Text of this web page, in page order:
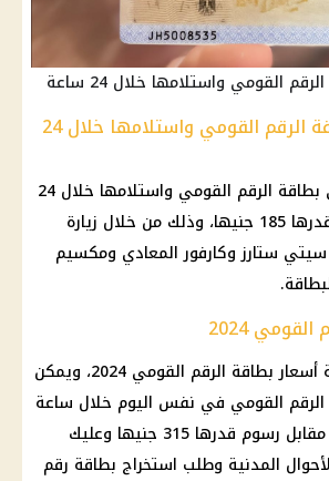
القومي واستلامها خلال 24 ساعة
الحصول على بطاقة الرقم القومي واستلامها خلال 24
بطاقة الرقم القومي
واستلامها خلال 24
قدرها 185 جنيها، وذلك من خلال زيارة
سيتي ستارز وكارفور المعادي ومكسيم
2024
أسعار بطاقة الرقم القومي
2024، ويمكن
القومي في نفس اليوم خلال ساعة
رسوم
قدرها 315 جنيها وعليك
المدنية وطلب استخراج بطاقة رقم